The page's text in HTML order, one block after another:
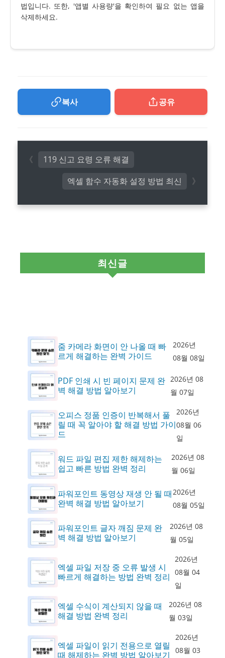
법입니다. 또한, '앱별 사용량'을 확인하여 필요 없는 앱을
삭제하세요.
복사 공유
엑셀 함수 자동화 설정 방법 최신
119 신고 요령 오류 해결
최신글
줌 카메라 화면이 안 나올 때 빠
르게 해결하는 완벽 가이드
2026년
08월 08일
PDF 인쇄 시 빈 페이지 문제 완
벽 해결 방법 알아보기
2026년 08
월 07일
오피스 정품 인증이 반복해서 풀
릴 때 꼭 알아야 할 해결 방법 가이
드
2026년
08월 06
일
워드 파일 편집 제한 해제하는
쉽고 빠른 방법 완벽 정리
2026년 08
월 06일
파워포인트 동영상 재생 안 될 때
완벽 해결 방법 알아보기
2026년
08월 05일
파워포인트 글자 깨짐 문제 완
벽 해결 방법 알아보기
2026년 08
월 05일
엑셀 파일 저장 중 오류 발생 시
빠르게 해결하는 방법 완벽 정리
2026년
08월 04
일
엑셀 수식이 계산되지 않을 때
해결 방법 완벽 정리
2026년 08
월 03일
엑셀 파일이 읽기 전용으로 열릴
때 해제하는 완벽 방법 알아보기
2026년
08월 03